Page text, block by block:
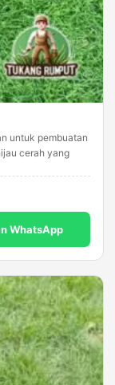
untuk pembuatan
cerah yang
WhatsApp